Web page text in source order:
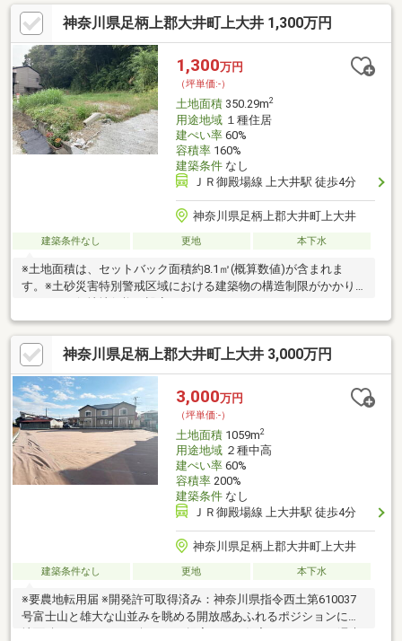
神奈川県足柄上郡大井町上大井 1,300万円
1,300万円
（坪単価:-）
土地面積350.29m2
用途地域１種住居
建ぺい率60%
容積率160%
建築条件なし
ＪＲ御殿場線 上大井駅 徒歩4分
神奈川県足柄上郡大井町上大井
建築条件なし 更地 本下水
※土地面積は、セットバック面積約8.1㎡(概算数値)が含まれま
す。※土砂災害特別警戒区域における建築物の構造制限がかかり
ます。※要役地地役権が設定されてます。
神奈川県足柄上郡大井町上大井 3,000万円
3,000万円
（坪単価:-）
土地面積1059m2
用途地域２種中高
建ぺい率60%
容積率200%
建築条件なし
ＪＲ御殿場線 上大井駅 徒歩4分
神奈川県足柄上郡大井町上大井
建築条件なし 更地 本下水
※要農地転用届 ※開発許可取得済み：神奈川県指令西土第610037
号富士山と雄大な山並みを眺める開放感あふれるポジションに土